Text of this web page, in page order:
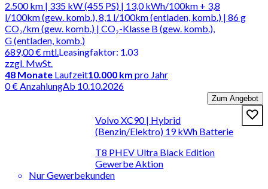
2.500 km | 335 kW (455 PS) | 13,0 kWh/100km + 3,8
l/100km (gew. komb.), 8,1 l/100km (entladen, komb.) | 86 g
CO₂/km (gew. komb.) | CO₂-Klasse B (gew. komb.),
G (entladen, komb.)
689,00 €mtl.
zzgl. MwSt.
Leasingfaktor: 1.03
48 Monate Laufzeit10.000 km pro Jahr
0 € AnzahlungAb 10.10.2026
Zum Angebot
Volvo XC90 | Hybrid
(Benzin/Elektro) 19 kWh Batterie
T8 PHEV Ultra Black Edition
Gewerbe Aktion
Nur Gewerbekunden